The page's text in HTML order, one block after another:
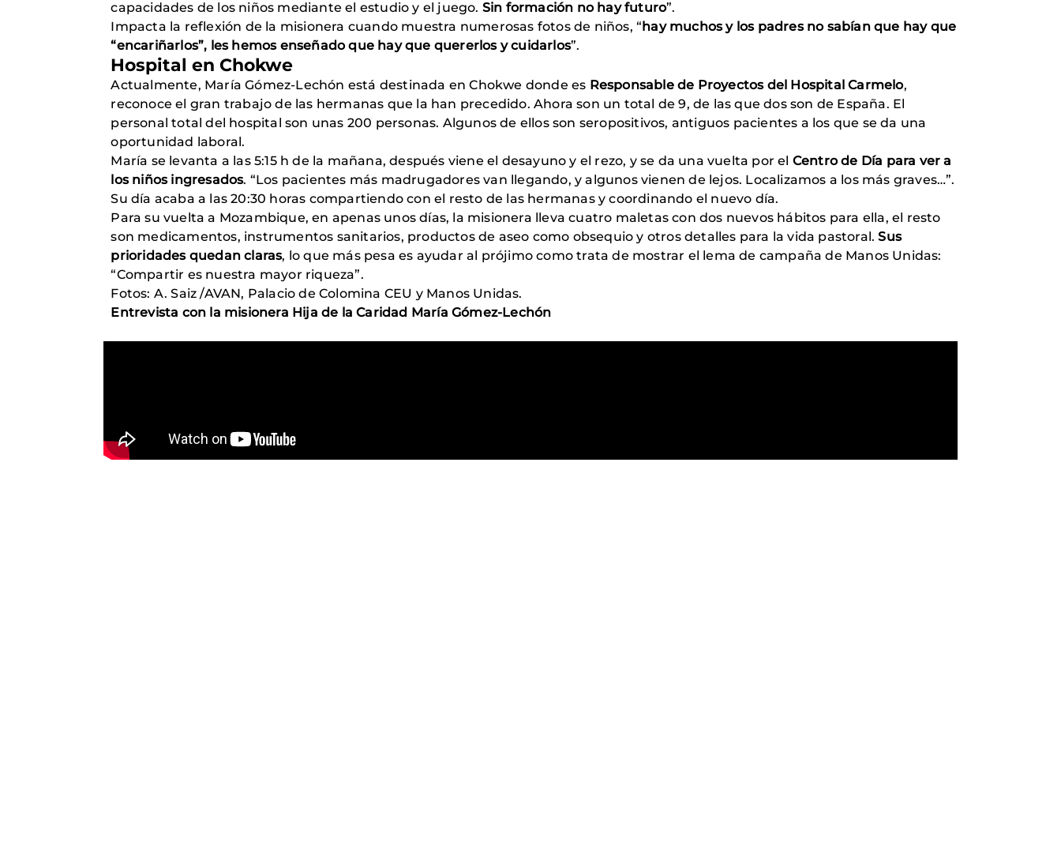
capacidades de los niños mediante el estudio y el juego. Sin formación no hay futuro”.
Impacta la reflexión de la misionera cuando muestra numerosas fotos de niños, “hay muchos y los padres no sabían que hay que
“encariñarlos”, les hemos enseñado que hay que quererlos y cuidarlos”.
Hospital en Chokwe
Actualmente, María Gómez-Lechón está destinada en Chokwe donde es Responsable de Proyectos del Hospital Carmelo,
reconoce el gran trabajo de las hermanas que la han precedido. Ahora son un total de 9, de las que dos son de España. El
personal total del hospital son unas 200 personas. Algunos de ellos son seropositivos, antiguos pacientes a los que se da una
oportunidad laboral.
María se levanta a las 5:15 h de la mañana, después viene el desayuno y el rezo, y se da una vuelta por el Centro de Día para ver a
los niños ingresados. “Los pacientes más madrugadores van llegando, y algunos vienen de lejos. Localizamos a los más graves…”.
Su día acaba a las 20:30 horas compartiendo con el resto de las hermanas y coordinando el nuevo día.
Para su vuelta a Mozambique, en apenas unos días, la misionera lleva cuatro maletas con dos nuevos hábitos para ella, el resto
son medicamentos, instrumentos sanitarios, productos de aseo como obsequio y otros detalles para la vida pastoral.Sus
prioridades quedan claras, lo que más pesa es ayudar al prójimo como trata de mostrar el lema de campaña de Manos Unidas:
“Compartir es nuestra mayor riqueza”.
Fotos: A. Saiz /AVAN, Palacio de Colomina CEU y Manos Unidas.
Entrevista con la misionera Hija de la Caridad María Gómez-Lechón